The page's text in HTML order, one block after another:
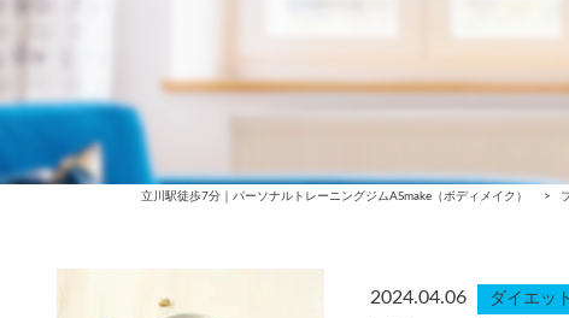
立川駅徒歩7分｜パーソナルトレーニングジムASmake（ボディメイク） >
2024.04.06 ダイエッ